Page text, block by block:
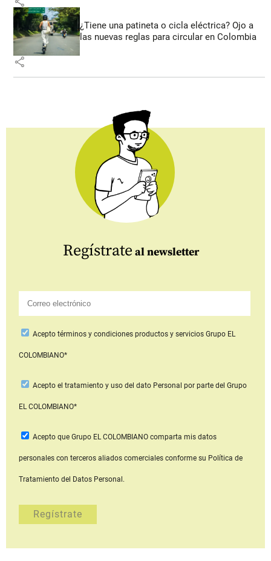
¿Tiene una patineta o cicla eléctrica? Ojo a
las nuevas reglas para circular en Colombia
share
Regístrate al newsletter
Aceptotérminos y condiciones productos y serviciosGrupo EL
COLOMBIANO*
Acepto el tratamiento y uso del dato Personal por parte del Grupo
EL COLOMBIANO*
Acepto que Grupo EL COLOMBIANOcomparta mis datos
personales con terceros aliados comerciales conforme su Política de
Tratamiento del Datos Personal.